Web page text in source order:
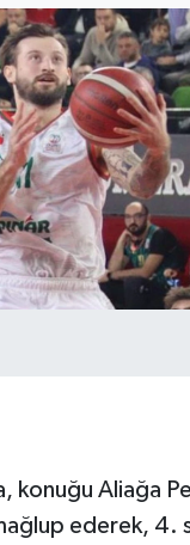
konuğu Aliağa
ederek, 4.